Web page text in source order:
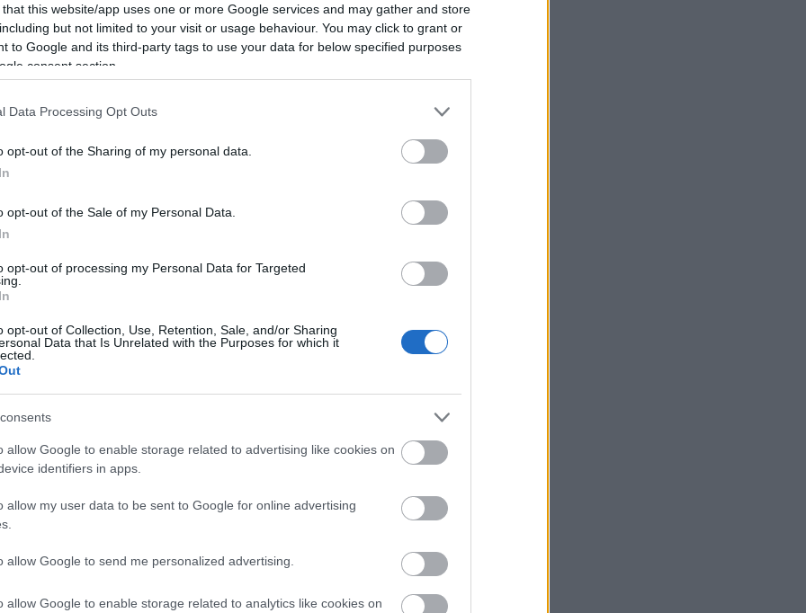
that this website/app uses one or more Google services and may gather and store
but not limited to your visit or usage behaviour. You may click to grant or
to Google and its third-party tags to use your data for below specified purposes
consent section.
Data Processing Opt Outs
opt-out of the Sharing of my personal data.
opt-out of the Sale of my Personal Data.
opt-out of processing my Personal Data for Targeted
opt-out of Collection, Use, Retention, Sale, and/or Sharing
Data that Is Unrelated with the Purposes for which it
allow Google to enable storage related to advertising like cookies on
identifiers in apps.
allow my user data to be sent to Google for online advertising
allow Google to send me personalized advertising.
allow Google to enable storage related to analytics like cookies on
élők betegek száma. A WHO jelentése szerint
ben.
A növekedés üteme földrészenként és
és jó egészségügyi ellátással rendelkező
oka, hogy a sejtek nem képesek a vérből a
inzulin hiányában, ezért a vércukorszint
nagyobb a növekedés aránya, mivel ez egy
a genetikai tényezők mellett az elhízásnak, a
is nagy szerepe van.
aránya is, de kisebb mértékben. Az 1-es típus
családi halmozódás, táplálkozási tényezők
érintettek a cukorbetegségben. Ha egy vérvétel
hogy tudatosan figyelve, az étkezésünk és az
folyamatos monitorozásával és megfelelő
a betegség szövődményeit. Mert nem is a
szövődményei az igazán ijesztőek.
a mindennapokban?
minden „nasi” jól jöhet. Ilyenkor habozás nélkül
szőlőcukorra vagy cukros üdítőre. A csoki
zsiradék miatt.